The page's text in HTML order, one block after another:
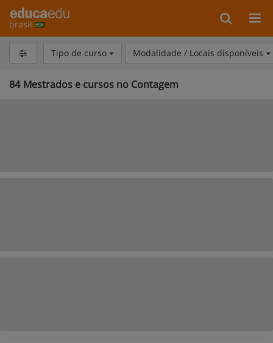
brasil
Tipo de curso Modalidade / Locais disponíveis
84 Mestrados e cursos no Contagem